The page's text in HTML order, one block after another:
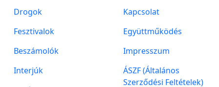
Drogok
Fesztivalok
Beszámolók
Interjúk
Kapcsolat
Együttműködés
Impresszum
ÁSZF (Általános
Szerződési Feltételek)